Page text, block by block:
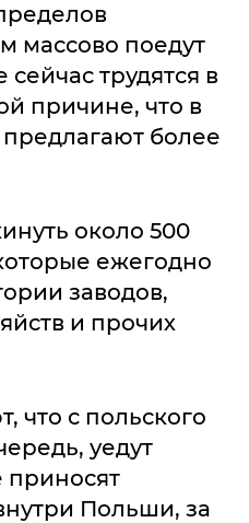
массово поедут
трудятся в
причине, что в
более
около 500
ежегодно
заводов,
и прочих
что с польского
уедут
приносят
Польши, за